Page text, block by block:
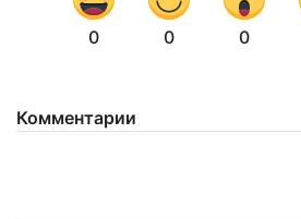
0 0 0
Комментарии